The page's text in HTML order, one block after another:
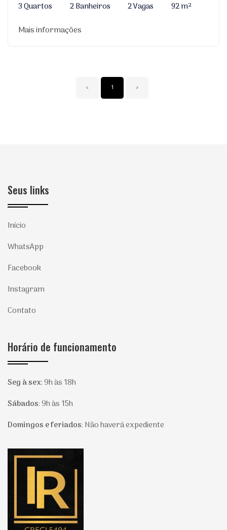
3 Quartos
2 Banheiros 2 Vagas
92 m²
Mais informações
‹ 1 ›
Seus links
Início
WhatsApp
Facebook
Instagram
Contato
Horário de funcionamento
Seg à sex:9h às 18h
Sábados:9h às 15h
Domingos e feriados: Não haverá expediente
Página inicial